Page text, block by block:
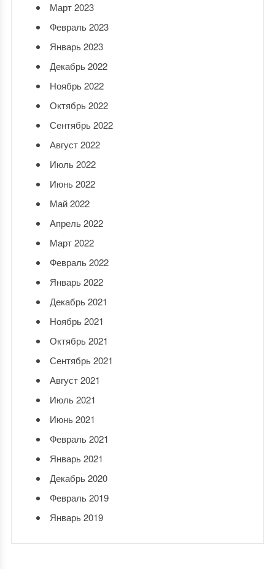
Март 2023
Февраль 2023
Январь 2023
Декабрь 2022
Ноябрь 2022
Октябрь 2022
Сентябрь 2022
Август 2022
Июль 2022
Июнь 2022
Май 2022
Апрель 2022
Март 2022
Февраль 2022
Январь 2022
Декабрь 2021
Ноябрь 2021
Октябрь 2021
Сентябрь 2021
Август 2021
Июль 2021
Июнь 2021
Февраль 2021
Январь 2021
Декабрь 2020
Февраль 2019
Январь 2019